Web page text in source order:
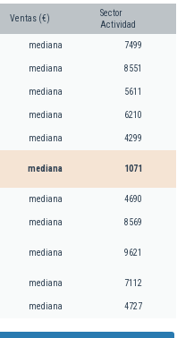
Ventas (€)
Sector
Actividad
mediana 7499
mediana 8551
mediana 5611
mediana 6210
mediana 4299
mediana 1071
mediana 4690
mediana 8569
mediana 9621
mediana 7112
mediana 4727